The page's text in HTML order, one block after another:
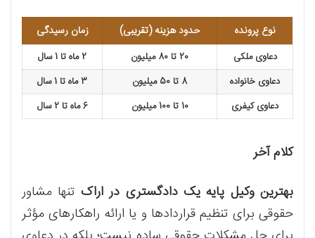
نوع پرونده حدود هزینه (تقریبی) زمان رسیدگی
دعاوی ملکی 20 تا 80 میلیون
2 ماه تا 1 سال
دعاوی خانواده
8 تا 50 میلیون
3 ماه تا 1 سال
دعاوی کیفری
10 تا 100 میلیون 6 ماه تا 2 سال
کلام آخر
بهترین وکیل پایه یک دادگستری در اراک تنها مشاور
حقوقی برای تنظیم قراردادها و یا ارائه راهکارهای مؤثر